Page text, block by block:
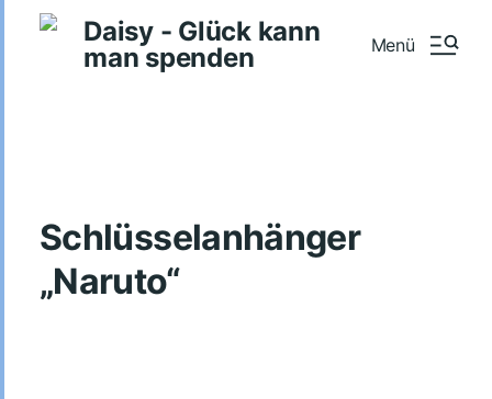
Daisy - Glück kann
man spenden
Menü
Schlüsselanhänger
„Naruto“